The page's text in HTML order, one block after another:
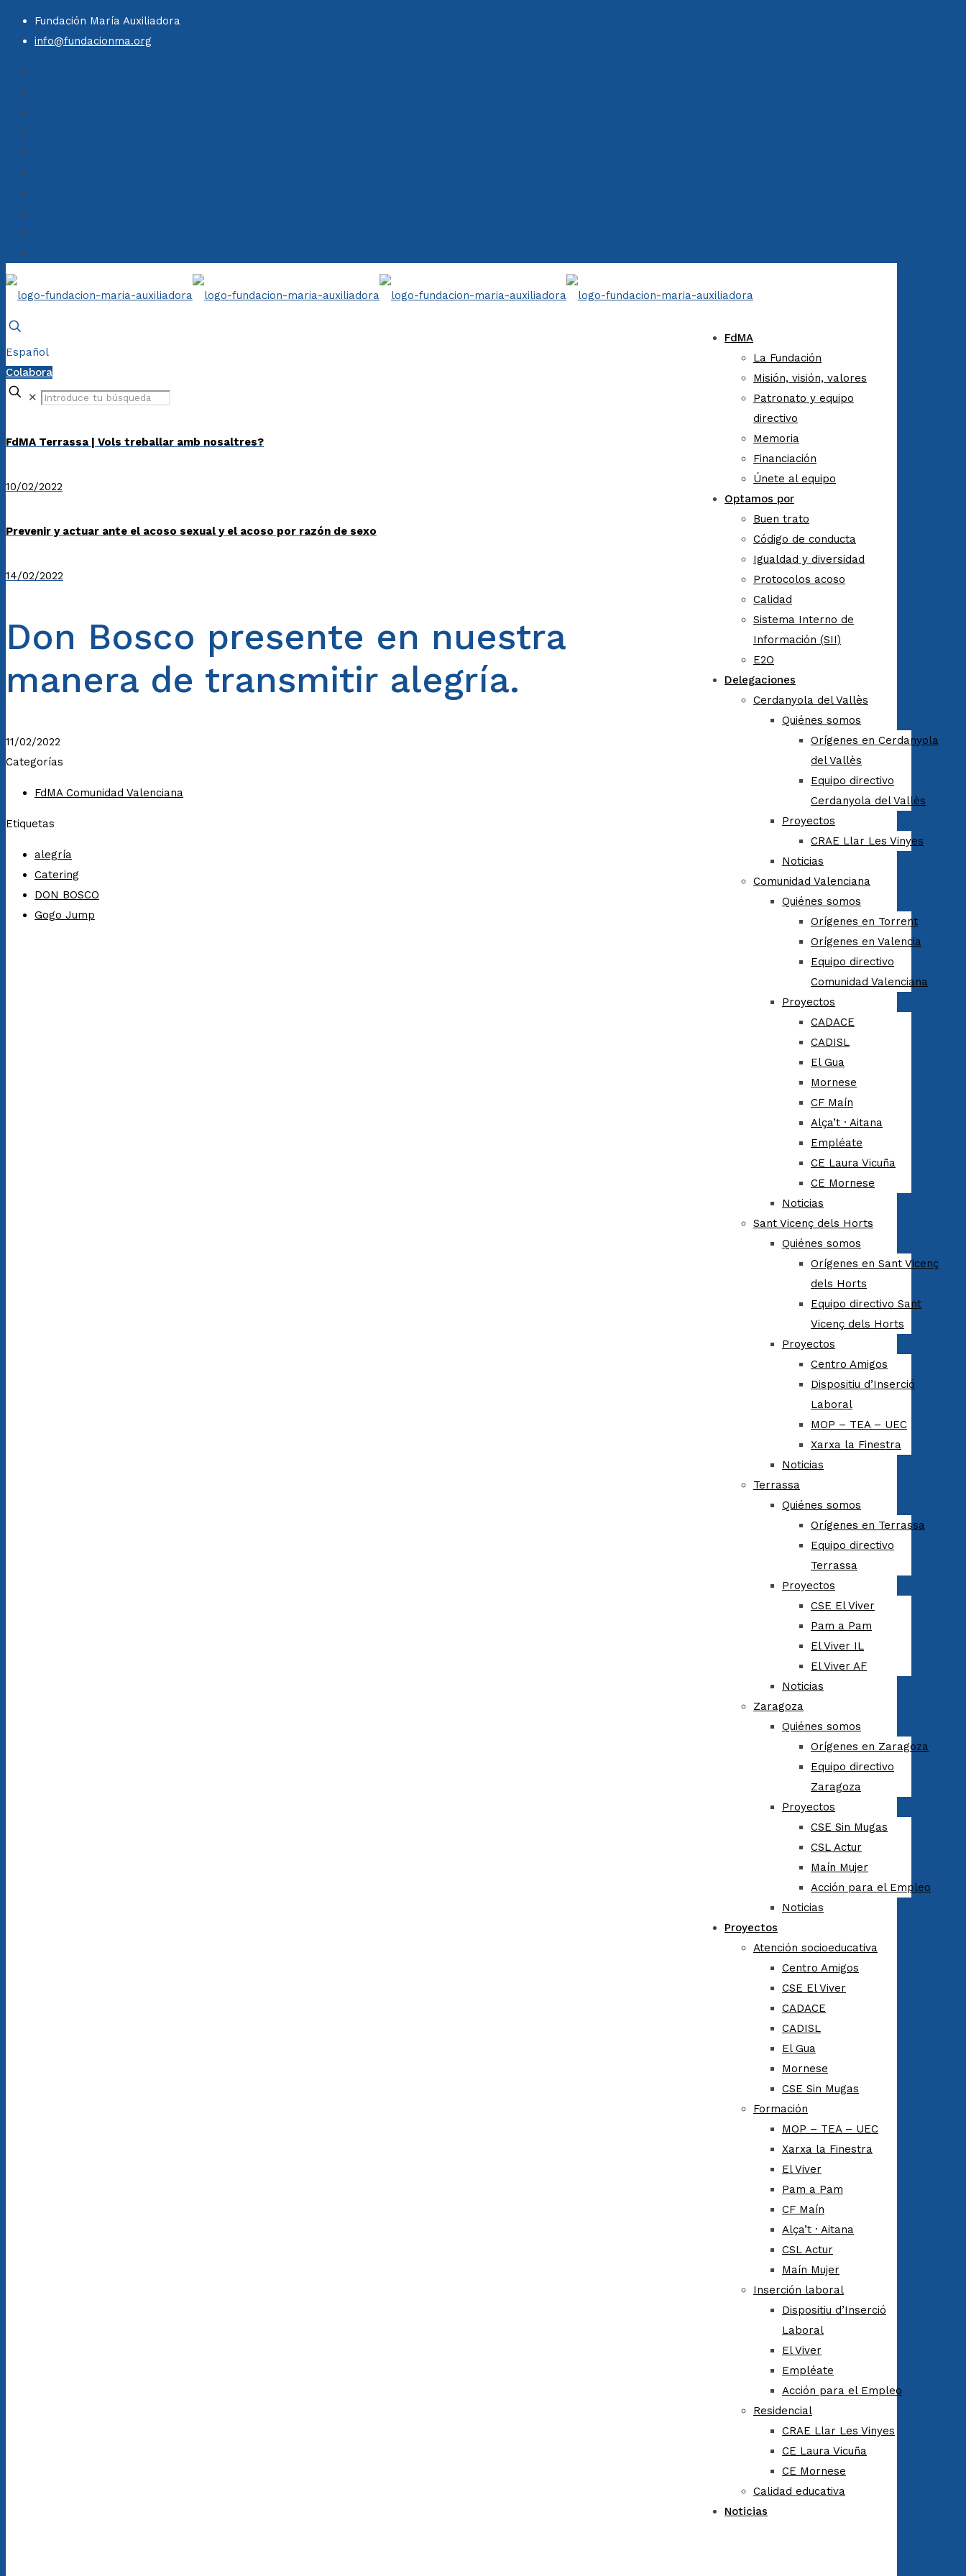
Fundación María Auxiliadora
info@fundacionma.org
FdMA
La Fundación
Misión, visión, valores
Patronato y equipo
directivo
Memoria
Financiación
Únete al equipo
Optamos por
Buen trato
Código de conducta
Igualdad y diversidad
Protocolos acoso
Calidad
Sistema Interno de
Información (SII)
E2O
Delegaciones
Cerdanyola del Vallès
Quiénes somos
Orígenes en Cerdanyola
del Vallès
Equipo directivo
Cerdanyola del Vallès
Proyectos
CRAE Llar Les Vinyes
Noticias
Comunidad Valenciana
Quiénes somos
Orígenes en Torrent
Orígenes en Valencia
Equipo directivo
Comunidad Valenciana
Proyectos
CADACE
CADISL
El Gua
Mornese
CF Maín
Alça’t · Aitana
Empléate
CE Laura Vicuña
CE Mornese
Noticias
Sant Vicenç dels Horts
Quiénes somos
Orígenes en Sant Vicenç
dels Horts
Equipo directivo Sant
Vicenç dels Horts
Proyectos
Centro Amigos
Dispositiu d’Inserció
Laboral
MOP – TEA – UEC
Xarxa la Finestra
Noticias
Terrassa
Quiénes somos
Orígenes en Terrassa
Equipo directivo
Terrassa
Proyectos
CSE El Viver
Pam a Pam
El Viver IL
El Viver AF
Noticias
Zaragoza
Quiénes somos
Orígenes en Zaragoza
Equipo directivo
Zaragoza
Proyectos
CSE Sin Mugas
CSL Actur
Maín Mujer
Acción para el Empleo
Noticias
Proyectos
Atención socioeducativa
Centro Amigos
CSE El Viver
CADACE
CADISL
El Gua
Mornese
CSE Sin Mugas
Formación
MOP – TEA – UEC
Xarxa la Finestra
El Viver
Pam a Pam
CF Maín
Alça’t · Aitana
CSL Actur
Maín Mujer
Inserción laboral
Dispositiu d’Inserció
Laboral
El Viver
Empléate
Acción para el Empleo
Residencial
CRAE Llar Les Vinyes
CE Laura Vicuña
CE Mornese
Calidad educativa
Noticias
Español
Colabora
✕
FdMA Terrassa | Vols treballar amb nosaltres?
10/02/2022
Prevenir y actuar ante el acoso sexual y el acoso por razón de sexo
14/02/2022
Don Bosco presente en nuestra
manera de transmitir alegría.
11/02/2022
Categorías
FdMA Comunidad Valenciana
Etiquetas
alegría
Catering
DON BOSCO
Gogo Jump